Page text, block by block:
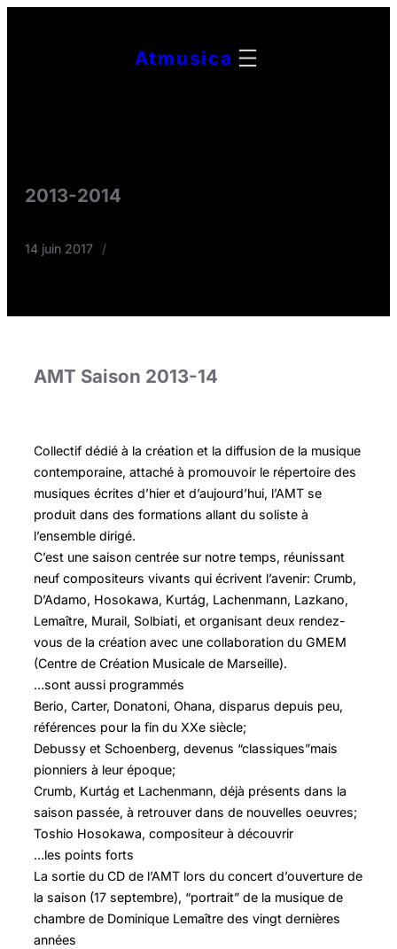
Atmusica
2013-2014
14 juin 2017 /
AMT Saison 2013-14
Collectif dédié à la création et la diffusion de la musique
contemporaine, attaché à promouvoir le répertoire des
musiques écrites d’hier et d’aujourd’hui, l’AMT se
produit dans des formations allant du soliste à
l’ensemble dirigé.
C’est une saison centrée sur notre temps, réunissant
neuf compositeurs vivants qui écrivent l’avenir: Crumb,
D’Adamo, Hosokawa, Kurtág, Lachenmann, Lazkano,
Lemaître, Murail, Solbiati, et organisant deux rendez-
vous de la création avec une collaboration du GMEM
(Centre de Création Musicale de Marseille).
…sont aussi programmés
Berio, Carter, Donatoni, Ohana, disparus depuis peu,
références pour la fin du XXe siècle;
Debussy et Schoenberg, devenus “classiques”mais
pionniers à leur époque;
Crumb, Kurtág et Lachenmann, déjà présents dans la
saison passée, à retrouver dans de nouvelles oeuvres;
Toshio Hosokawa, compositeur à découvrir
…les points forts
La sortie du CD de l’AMT lors du concert d’ouverture de
la saison (17 septembre), “portrait” de la musique de
chambre de Dominique Lemaître des vingt dernières
années